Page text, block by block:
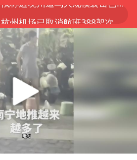
《披荆斩棘2026》阵容官宣
白海豚北上或致京津冀暴雨
美将每月供乌爱国者拦截导弹
《龙餐馆》 冲奖